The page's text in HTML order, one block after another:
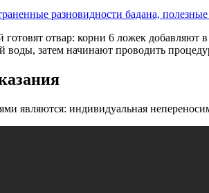
готовят отвар: корни 6 ложек
воды, затем начинают проводить
являются: индивидуальная